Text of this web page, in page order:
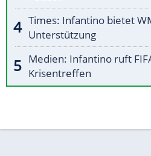
Times: Infantino bietet
Unterstützung
Medien: Infantino ruft
Krisentreffen